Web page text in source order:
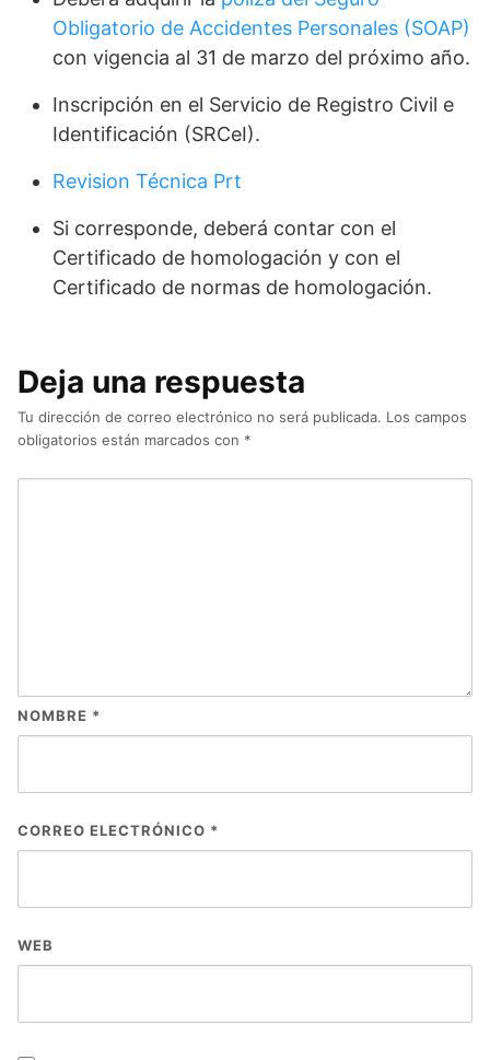
Obligatorio de Accidentes Personales (SOAP)
con vigencia al 31 de marzo del próximo año.
Inscripción en el Servicio de Registro Civil e
Identificación (SRCeI).
Revision Técnica Prt
Si corresponde, deberá contar con el
Certificado de homologación y con el
Certificado de normas de homologación.
Deja una respuesta
Tu dirección de correo electrónico no será publicada. Los campos
obligatorios están marcados con *
NOMBRE *
CORREO ELECTRÓNICO *
WEB